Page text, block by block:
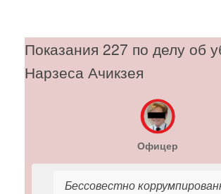
Показания 227 по делу об
Нарзеса Ачикзея
Офицер
Бессовестно